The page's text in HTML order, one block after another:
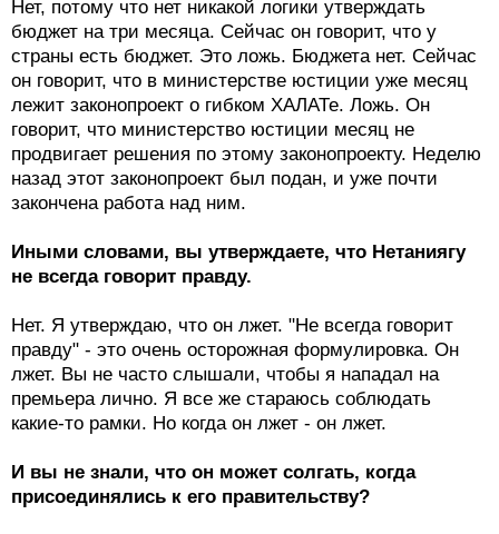
Нет, потому что нет никакой логики утверждать
бюджет на три месяца. Сейчас он говорит, что у
страны есть бюджет. Это ложь. Бюджета нет. Сейчас
он говорит, что в министерстве юстиции уже месяц
лежит законопроект о гибком ХАЛАТе. Ложь. Он
говорит, что министерство юстиции месяц не
продвигает решения по этому законопроекту. Неделю
назад этот законопроект был подан, и уже почти
закончена работа над ним.
Иными словами, вы утверждаете, что Нетаниягу
не всегда говорит правду.
Нет. Я утверждаю, что он лжет. "Не всегда говорит
правду" - это очень осторожная формулировка. Он
лжет. Вы не часто слышали, чтобы я нападал на
премьера лично. Я все же стараюсь соблюдать
какие-то рамки. Но когда он лжет - он лжет.
И вы не знали, что он может солгать, когда
присоединялись к его правительству?